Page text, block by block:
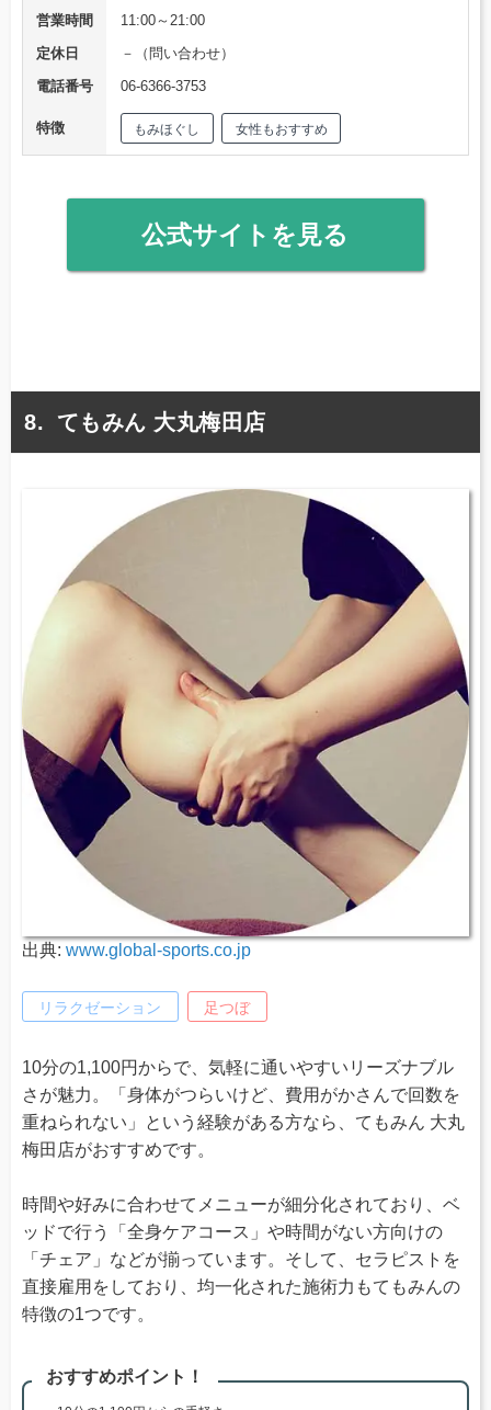
営業時間
11:00～21:00
定休日
－（問い合わせ）
電話番号
06-6366-3753
特徴 もみほぐし 女性もおすすめ
公式サイトを見る
てもみん 大丸梅田店
出典: www.global-sports.co.jp
リラクゼーション 足つぼ
10分の1,100円からで、気軽に通いやすいリーズナブル
さが魅力。「身体がつらいけど、費用がかさんで回数を
重ねられない」という経験がある方なら、てもみん 大丸
梅田店がおすすめです。
時間や好みに合わせてメニューが細分化されており、ベ
ッドで行う「全身ケアコース」や時間がない方向けの
「チェア」などが揃っています。そして、セラピストを
直接雇用をしており、均一化された施術力もてもみんの
特徴の1つです。
おすすめポイント！